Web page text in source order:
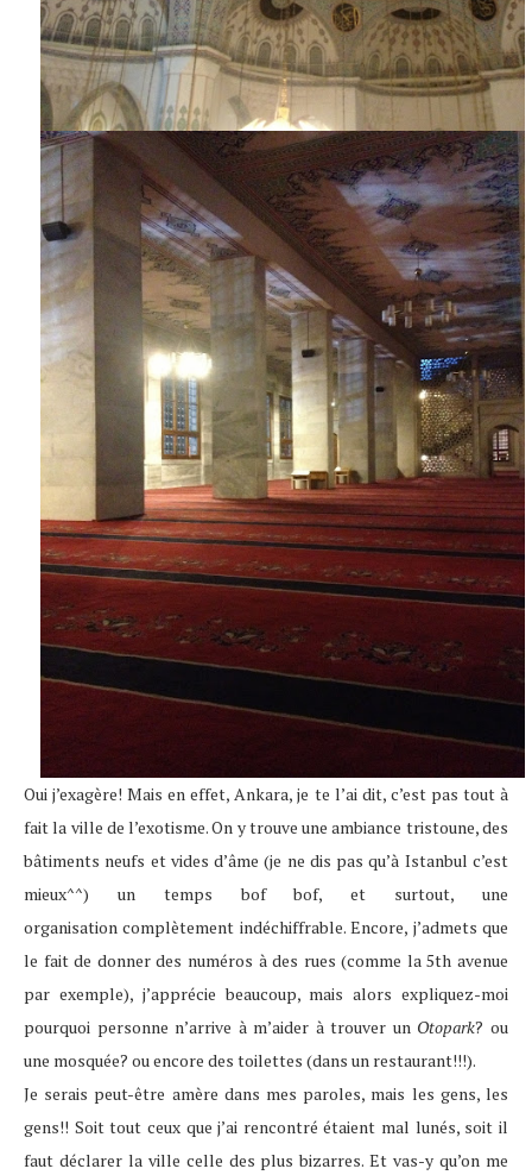
Oui j’exagère! Mais en effet, Ankara, je te l’ai dit, c’est pas tout à
fait la ville de l’exotisme. On y trouve une ambiance tristoune, des
bâtiments neufs et vides d’âme (je ne dis pas qu’à Istanbul c’est
mieux^^) un temps bof bof, et surtout, une
organisation complètement indéchiffrable. Encore, j’admets que
le fait de donner des numéros à des rues (comme la 5th avenue
par exemple), j’apprécie beaucoup, mais alors expliquez-moi
pourquoi personne n’arrive à m’aider à trouver un Otopark? ou
une mosquée? ou encore des toilettes (dans un restaurant!!!).
Je serais peut-être amère dans mes paroles, mais les gens, les
gens!! Soit tout ceux que j’ai rencontré étaient mal lunés, soit il
faut déclarer la ville celle des plus bizarres. Et vas-y qu’on me